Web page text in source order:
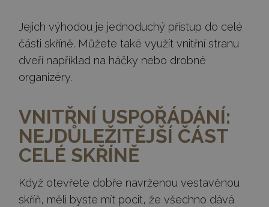
Jejich výhodou je jednoduchý přístup do celé
části skříně. Můžete také využít vnitřní stranu
dveří například na háčky nebo drobné
organizéry.
VNITŘNÍ USPOŘÁDÁNÍ:
NEJDŮLEŽITĚJŠÍ ČÁST
CELÉ SKŘÍNĚ
Když otevřete dobře navrženou vestavěnou
skříň, měli byste mít pocit, že všechno dává